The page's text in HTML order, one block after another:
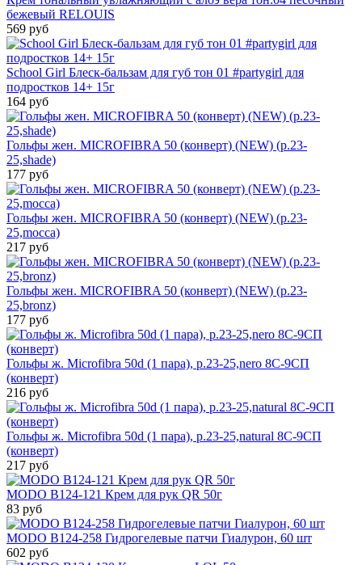
бежевый RELOUIS
569 руб
School Girl Блеск-бальзам для губ тон 01 #partygirl для
подростков 14+ 15г
164 руб
Гольфы жен. MICROFIBRA 50 (конверт) (NEW) (р.23-
25,shade)
177 руб
Гольфы жен. MICROFIBRA 50 (конверт) (NEW) (р.23-
25,mocca)
217 руб
Гольфы жен. MICROFIBRA 50 (конверт) (NEW) (р.23-
25,bronz)
177 руб
Гольфы ж. Microfibra 50d (1 пара), р.23-25,nero 8С-9СП
(конверт)
216 руб
Гольфы ж. Microfibra 50d (1 пара), р.23-25,natural 8С-9СП
(конверт)
217 руб
MODO B124-121 Крем для рук QR 50г
83 руб
MODO B124-258 Гидрогелевые патчи Гиалурон, 60 шт
602 руб